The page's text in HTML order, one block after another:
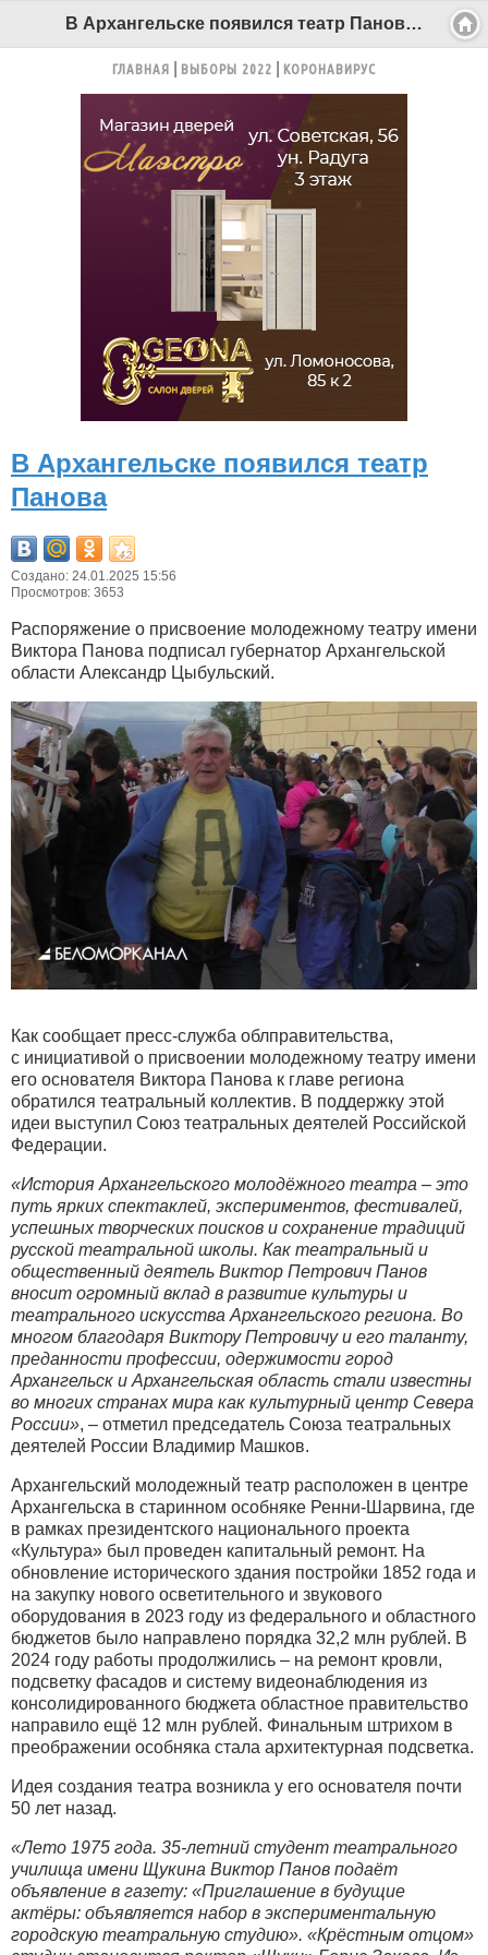
В Архангельске появился театр Панова - Беломорканал Северодвинск tv29.ru
ГЛАВНАЯ ВЫБОРЫ 2022 КОРОНАВИРУС
В Архангельске появился театр
Панова
Создано: 24.01.2025 15:56
Просмотров: 3653
Распоряжение о присвоение молодежному театру имени
Виктора Панова подписал губернатор Архангельской
области Александр Цыбульский.
Как сообщает пресс-служба облправительства,
с инициативой о присвоении молодежному театру имени
его основателя Виктора Панова к главе региона
обратился театральный коллектив. В поддержку этой
идеи выступил Союз театральных деятелей Российской
Федерации.
«История Архангельского молодёжного театра – это
путь ярких спектаклей, экспериментов, фестивалей,
успешных творческих поисков и сохранение традиций
русской театральной школы. Как театральный и
общественный деятель Виктор Петрович Панов
вносит огромный вклад в развитие культуры и
театрального искусства Архангельского региона. Во
многом благодаря Виктору Петровичу и его таланту,
преданности профессии, одержимости город
Архангельск и Архангельская область стали известны
во многих странах мира как культурный центр Севера
России», – отметил председатель Союза театральных
деятелей России Владимир Машков.
Архангельский молодежный театр расположен в центре
Архангельска в старинном особняке Ренни-Шарвина, где
в рамках президентского национального проекта
«Культура» был проведен капитальный ремонт. На
обновление исторического здания постройки 1852 года и
на закупку нового осветительного и звукового
оборудования в 2023 году из федерального и областного
бюджетов было направлено порядка 32,2 млн рублей. В
2024 году работы продолжились – на ремонт кровли,
подсветку фасадов и систему видеонаблюдения из
консолидированного бюджета областное правительство
направило ещё 12 млн рублей. Финальным штрихом в
преображении особняка стала архитектурная подсветка.
Идея создания театра возникла у его основателя почти
50 лет назад.
«Лето 1975 года. 35-летний студент театрального
училища имени Щукина Виктор Панов подаёт
объявление в газету: «Приглашение в будущие
актёры: объявляется набор в экспериментальную
городскую театральную студию». «Крёстным отцом»